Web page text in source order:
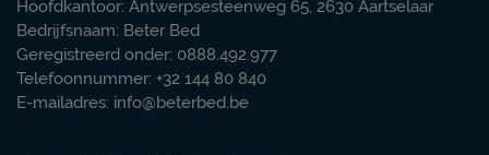
Hoofdkantoor: Antwerpsesteenweg 65, 2630 Aartselaar
Bedrijfsnaam: Beter Bed
Geregistreerd onder: 0888.492.977
Telefoonnummer: +32 144 80 840
E-mailadres: info@beterbed.be